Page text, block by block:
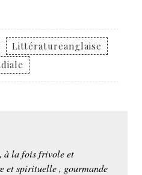
Littératureanglaise
à la fois frivole et
et spirituelle , gourmande